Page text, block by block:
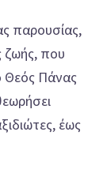
παρουσίας,
ζωής, που
Θεός Πάνας
έως